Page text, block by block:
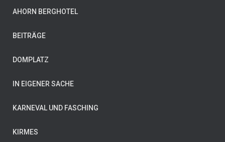
AHORN BERGHOTEL
BEITRÄGE
DOMPLATZ
IN EIGENER SACHE
KARNEVAL UND FASCHING
KIRMES